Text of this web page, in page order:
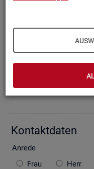
ten wir Ihre An­fra­ge per
den sind. Bitte
wei­se zu ggf.
Die mit *
Kon­takt­da­ten
An­re­de
Frau
Herr